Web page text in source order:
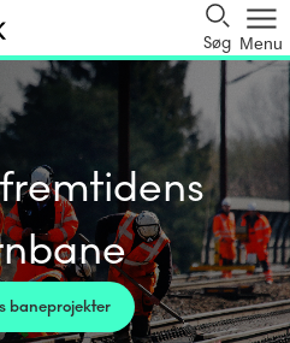
Søg Menu